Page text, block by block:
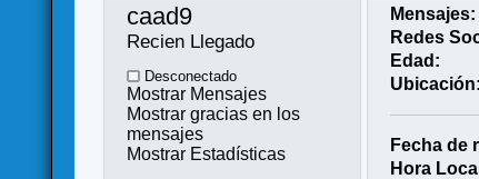
caad9
Recien Llegado
Desconectado
Mostrar Mensajes
Mostrar gracias en los
mensajes
Mostrar Estadísticas
Mensajes:
Redes
Edad:
Ubicación:
Fecha de
Hora